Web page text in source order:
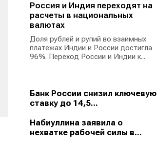
Россия и Индия переходят на
расчеты в национальных
валютах
Доля рублей и рупий во взаимных
платежах Индии и России достигла
96%. Переход России и Индии к...
Банк России снизил ключевую
ставку до 14,5...
Набиуллина заявила о
нехватке рабочей силы в...